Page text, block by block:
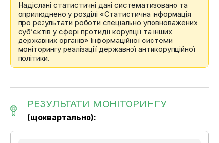
Надіслані статистичні дані систематизовано та
оприлюднено у розділі «Статистична інформація
про результати роботи спеціально уповноважених
суб’єктів у сфері протидії корупції та інших
державних органів» Інформаційної системи
моніторингу реалізації державної антикорупційної
політики.
РЕЗУЛЬТАТИ МОНІТОРИНГУ
(щоквартально):